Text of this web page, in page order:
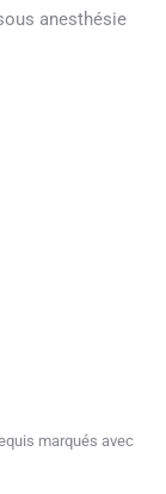
anesthésie
marqués avec